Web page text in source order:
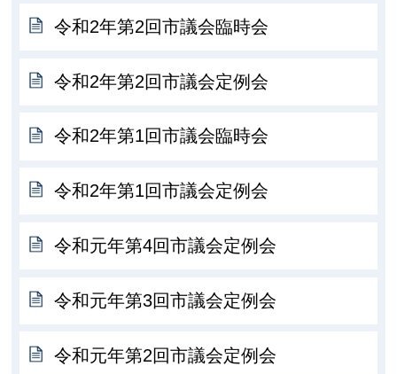
令和2年第2回市議会臨時会
令和2年第2回市議会定例会
令和2年第1回市議会臨時会
令和2年第1回市議会定例会
令和元年第4回市議会定例会
令和元年第3回市議会定例会
令和元年第2回市議会定例会